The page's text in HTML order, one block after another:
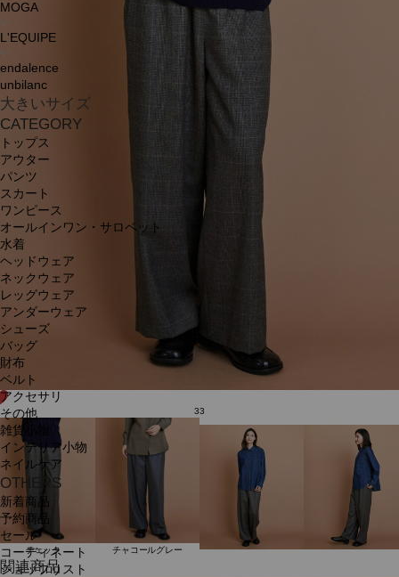
MOGA
L'EQUIPE
endalence
unbilanc
大きいサイズ
CATEGORY
トップス
アウター
パンツ
スカート
ワンピース
オールインワン・サロペット
水着
ヘッドウェア
ネックウェア
レッグウェア
アンダーウェア
シューズ
バッグ
財布
ベルト
アクセサリ
その他
雑貨小物
インテリア小物
ネイルケア
OTHERS
新着商品
予約商品
セール
コーディネート
ショップリスト
33
チェック チャコールグレー
関連商品